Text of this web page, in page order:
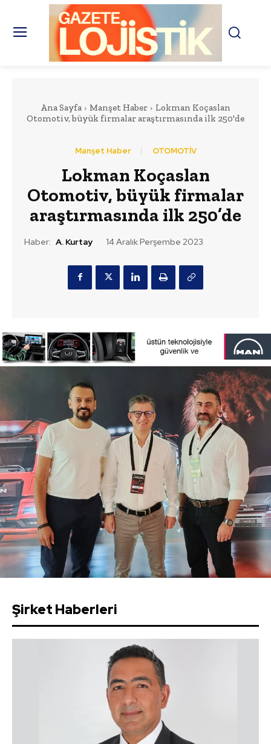
Ana Sayfa Manşet Haber
Lokman Koçaslan
Otomotiv, büyük firmalar araştırmasında ilk 250'de
Manşet Haber OTOMOTİV
Lokman Koçaslan
Otomotiv, büyük firmalar
araştırmasında ilk 250’de
Haber: A. Kurtay 14 Aralık Perşembe 2023
Şirket Haberleri